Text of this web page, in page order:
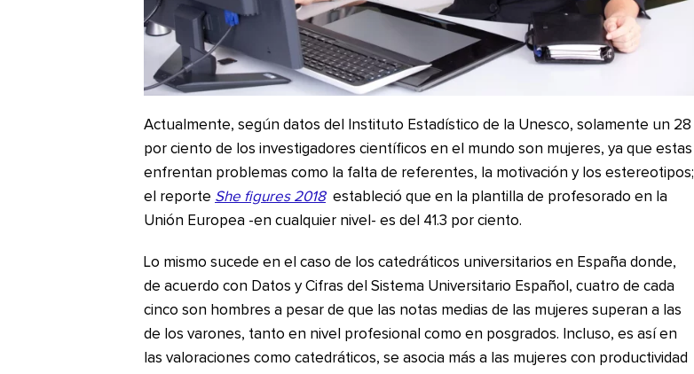
Actualmente, según datos del Instituto Estadístico de la Unesco, solamente un 28
por ciento de los investigadores científicos en el mundo son mujeres, ya que estas
enfrentan problemas como la falta de referentes, la motivación y los estereotipos;
el reporte She figures 2018 estableció que en la plantilla de profesorado en la
Unión Europea -en cualquier nivel- es del 41.3 por ciento.
Lo mismo sucede en el caso de los catedráticos universitarios en España donde,
de acuerdo con Datos y Cifras del Sistema Universitario Español, cuatro de cada
cinco son hombres a pesar de que las notas medias de las mujeres superan a las
de los varones, tanto en nivel profesional como en posgrados. Incluso, es así en
las valoraciones como catedráticos, se asocia más a las mujeres con productividad